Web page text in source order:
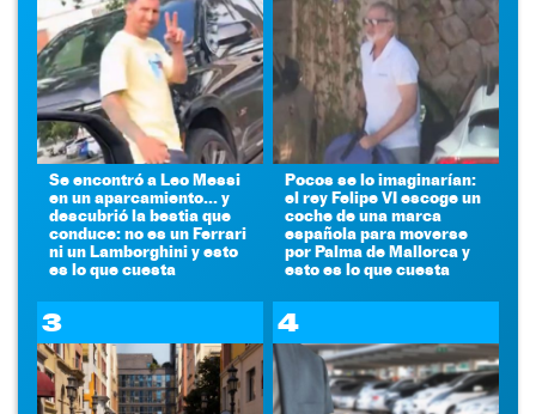
Se encontró a Leo Messi
en un aparcamiento... y
descubrió la bestia que
conduce: no es un Ferrari
ni un Lamborghini y esto
es lo que cuesta
Pocos se lo imaginarían:
el rey Felipe VI escoge un
coche de una marca
española para moverse
por Palma de Mallorca y
esto es lo que cuesta
3 4